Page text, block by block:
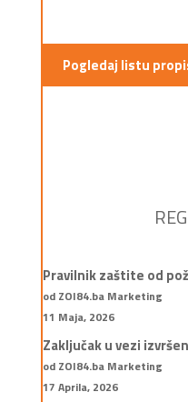
Pogledaj listu
Pravilnik zaštite od
od ZOI84.ba Marketing
11 Maja, 2026
Zaključak u vezi
od ZOI84.ba Marketing
17 Aprila, 2026